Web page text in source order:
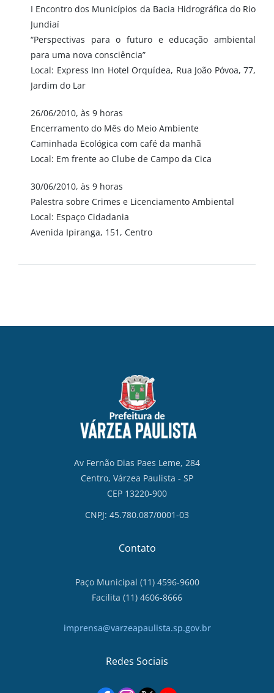
I Encontro dos Municípios da Bacia Hidrográfica do Rio
Jundiaí
“Perspectivas para o futuro e educação ambiental
para uma nova consciência”
Local: Express Inn Hotel Orquídea, Rua João Póvoa, 77,
Jardim do Lar
26/06/2010, às 9 horas
Encerramento do Mês do Meio Ambiente
Caminhada Ecológica com café da manhã
Local: Em frente ao Clube de Campo da Cica
30/06/2010, às 9 horas
Palestra sobre Crimes e Licenciamento Ambiental
Local: Espaço Cidadania
Avenida Ipiranga, 151, Centro
Av Fernão Dias Paes Leme, 284
Centro, Várzea Paulista - SP
CEP 13220-900
CNPJ: 45.780.087/0001-03
Contato
Paço Municipal (11) 4596-9600
Facilita (11) 4606-8666
imprensa@varzeapaulista.sp.gov.br
Redes Sociais